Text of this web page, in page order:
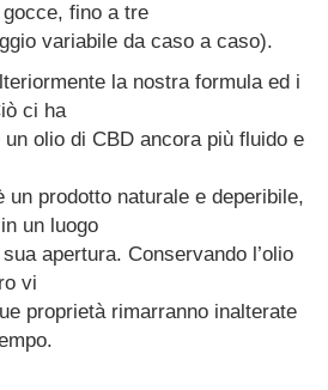
fino a tre
variabile da caso a caso).
la nostra formula ed i
ci ha
olio di CBD ancora più fluido e
un prodotto naturale e deperibile,
un luogo
apertura. Conservando l’olio
vi
proprietà rimarranno inalterate